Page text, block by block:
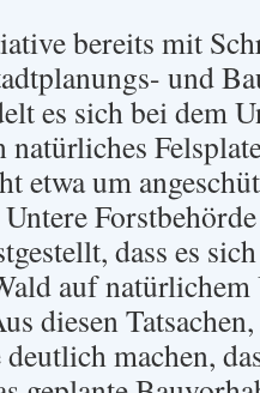
bereits mit
und
es sich bei dem
natürliches
etwa um
dass es
auf
diesen
machen,